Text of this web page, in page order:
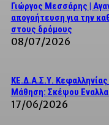
Γιώργος Μεσσάρης |
απογοήτευση για την
στους δρόμους
08/07/2026
ΚΕ.Δ.Α.Σ.Υ. Κεφαλληνίας
Μάθηση: Σκέψου
17/06/2026